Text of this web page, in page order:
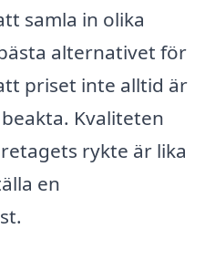
samla in olika
alternativet för
priset inte alltid är
Kvaliteten
rykte är lika
en